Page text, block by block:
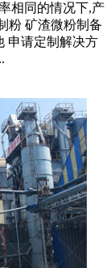
相同的情况下,产
粉 矿渣微粉制备
申请定制解决方